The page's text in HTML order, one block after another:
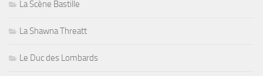
La Scène Bastille
La Shawna Threatt
Le Duc des Lombards